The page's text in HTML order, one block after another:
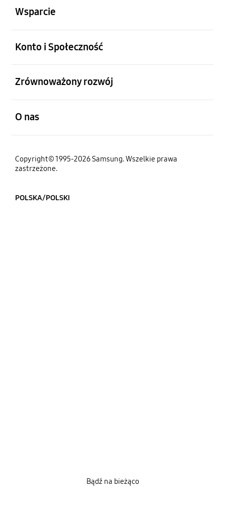
Wsparcie
Konto i Społeczność
Zrównoważony rozwój
O nas
Copyright© 1995-2026 Samsung. Wszelkie prawa
zastrzeżone.
POLSKA/POLSKI
Bądź na bieżąco